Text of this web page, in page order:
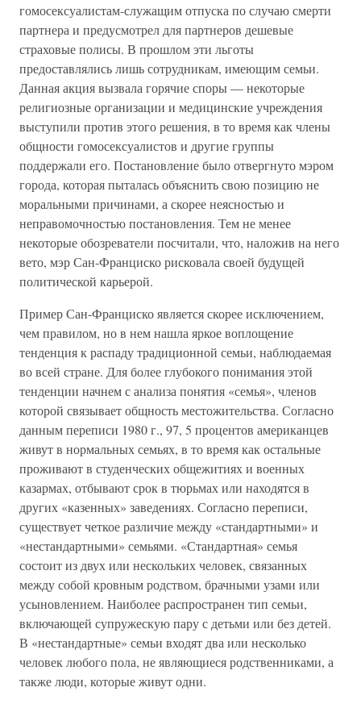
гомосексуалистам-служащим отпуска по случаю смерти
партнера и предусмотрел для партнеров дешевые
страховые полисы. В прошлом эти льготы
предоставлялись лишь сотрудникам, имеющим семьи.
Данная акция вызвала горячие споры — некоторые
религиозные организации и медицинские учреждения
выступили против этого решения, в то время как члены
общности гомосексуалистов и другие группы
поддержали его. Постановление было отвергнуто мэром
города, которая пыталась объяснить свою позицию не
моральными причинами, а скорее неясностью и
неправомочностью постановления. Тем не менее
некоторые обозреватели посчитали, что, наложив на него
вето, мэр Сан-Франциско рисковала своей будущей
политической карьерой.
Пример Сан-Франциско является скорее исключением,
чем правилом, но в нем нашла яркое воплощение
тенденция к распаду традиционной семьи, наблюдаемая
во всей стране. Для более глубокого понимания этой
тенденции начнем с анализа понятия «семья», членов
которой связывает общность местожительства. Согласно
данным переписи 1980 г., 97, 5 процентов американцев
живут в нормальных семьях, в то время как остальные
проживают в студенческих общежитиях и военных
казармах, отбывают срок в тюрьмах или находятся в
других «казенных» заведениях. Согласно переписи,
существует четкое различие между «стандартными» и
«нестандартными» семьями. «Стандартная» семья
состоит из двух или нескольких человек, связанных
между собой кровным родством, брачными узами или
усыновлением. Наиболее распространен тип семьи,
включающей супружескую пару с детьми или без детей.
В «нестандартные» семьи входят два или несколько
человек любого пола, не являющиеся родственниками, а
также люди, которые живут одни.